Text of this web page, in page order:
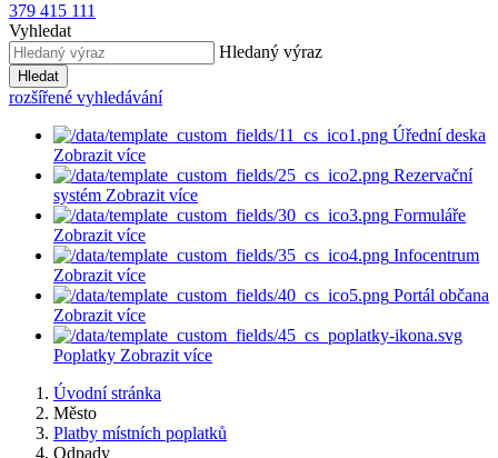
379 415 111
Vyhledat
Hledaný výraz
Hledat
rozšířené vyhledávání
Úřední deska
Zobrazit více
Rezervační
systém Zobrazit více
Formuláře
Zobrazit více
Infocentrum
Zobrazit více
Portál občana
Zobrazit více
Poplatky Zobrazit více
Úvodní stránka
Město
Platby místních poplatků
Odpady